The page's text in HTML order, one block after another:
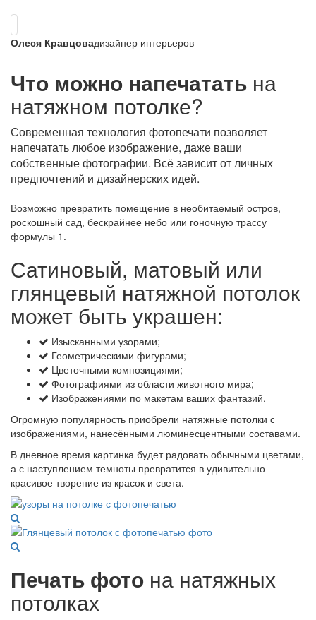
Олеся Кравцовадизайнер интерьеров
Что можно напечатать на
натяжном потолке?
Современная технология фотопечати позволяет
напечатать любое изображение, даже ваши
собственные фотографии. Всё зависит от личных
предпочтений и дизайнерских идей.
Возможно превратить помещение в необитаемый остров,
роскошный сад, бескрайнее небо или гоночную трассу
формулы 1.
Сатиновый, матовый или
глянцевый натяжной потолок
может быть украшен:
Изысканными узорами;
Геометрическими фигурами;
Цветочными композициями;
Фотографиями из области животного мира;
Изображениями по макетам ваших фантазий.
Огромную популярность приобрели натяжные потолки с
изображениями, нанесёнными люминесцентными составами.
В дневное время картинка будет радовать обычными цветами,
а с наступлением темноты превратится в удивительно
красивое творение из красок и света.
Печать фото на натяжных
потолках